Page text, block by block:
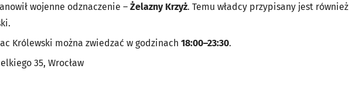
wojenne odznaczenie – Żelazny Krzyż. Temu władcy przypisany jest również
Królewski można zwiedzać w godzinach 18:00–23:30.
35, Wrocław